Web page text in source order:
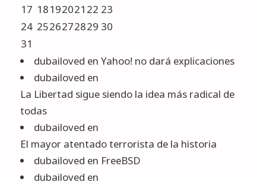
17 18192021 22 23
24 2526272829 30
31
dubailoved enYahoo! no dará explicaciones
dubailoved en
La Libertad sigue siendo la idea más radical de
todas
dubailoved en
El mayor atentado terrorista de la historia
dubailoved en FreeBSD
dubailoved en